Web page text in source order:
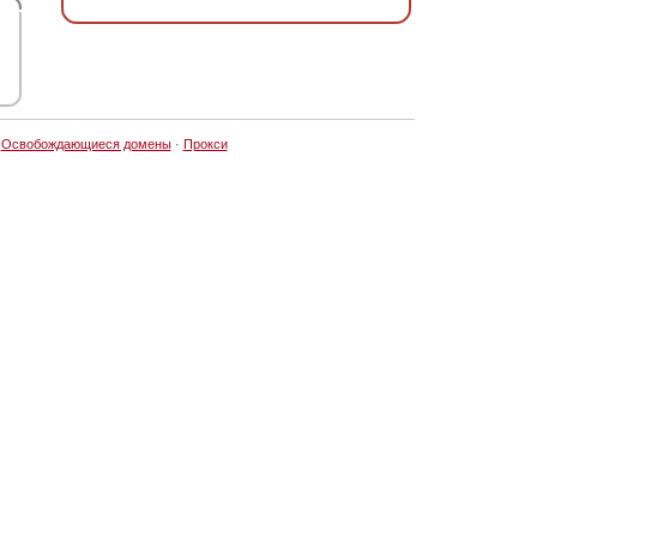
Освобождающиеся домены· Прокси